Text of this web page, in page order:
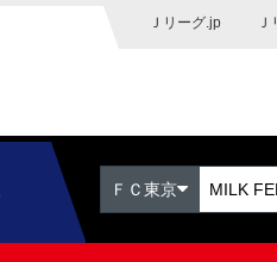
Ｊリーグ.jp
ＦＣ東京